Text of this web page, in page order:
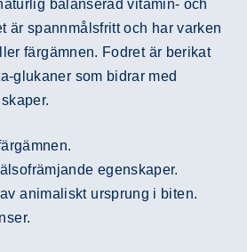
balanserad vitamin- och
är spannmålsfritt och har varken
färgämnen. Fodret är berikat
glukaner som bidrar med
egenskaper.
animaliskt ursprung i biten.